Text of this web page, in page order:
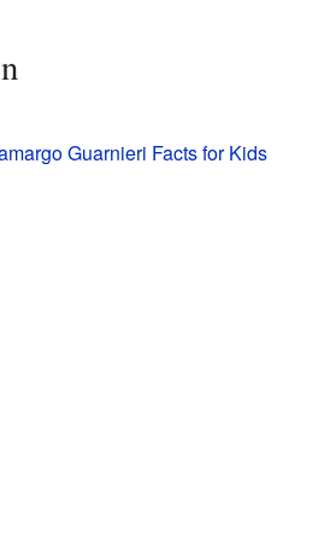
Guarnieri Facts for Kids